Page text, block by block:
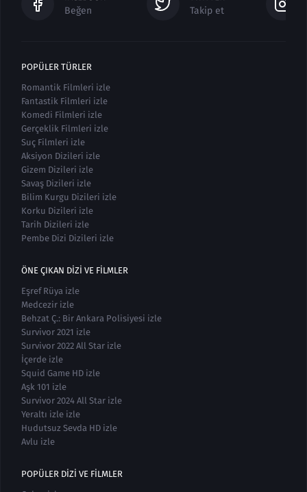
Beğen Takip et
POPÜLER TÜRLER
Romantik Filmleri izle
Fantastik Filmleri izle
Komedi Filmleri izle
Gerçeklik Filmleri izle
Suç Filmleri izle
Aksiyon Dizileri izle
Gizem Dizileri izle
Savaş Dizileri izle
Bilim Kurgu Dizileri izle
Korku Dizileri izle
Tarih Dizileri izle
Pembe Dizi Dizileri izle
ÖNE ÇIKAN DIZI VE FILMLER
Eşref Rüya izle
Medcezir izle
Behzat Ç.: Bir Ankara Polisiyesi izle
Survivor 2021 izle
Survivor 2022 All Star izle
İçerde izle
Squid Game HD izle
Aşk 101 izle
Survivor 2024 All Star izle
Yeraltı izle izle
Hudutsuz Sevda HD izle
Avlu izle
POPÜLER DIZI VE FILMLER